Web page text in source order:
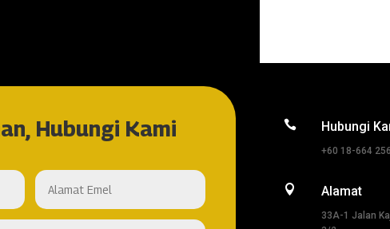
Hubungi Kami  Hubungi
+60 18-664
 Alamat
33A-1 Jalan